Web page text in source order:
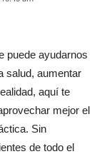
puede ayudarnos
salud, aumentar
aquí te
mejor el
Sin
de todo el